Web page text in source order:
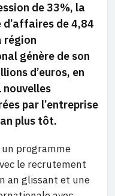
de 33%, la
de 4,84
région
génère de son
d’euros, en
nouvelles
par l’entreprise
plus tôt.
un programme
le recrutement
an glissant et une